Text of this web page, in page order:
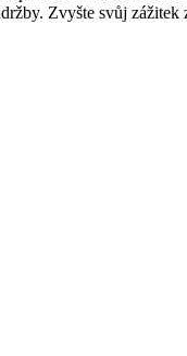
Zvyšte svůj zážitek